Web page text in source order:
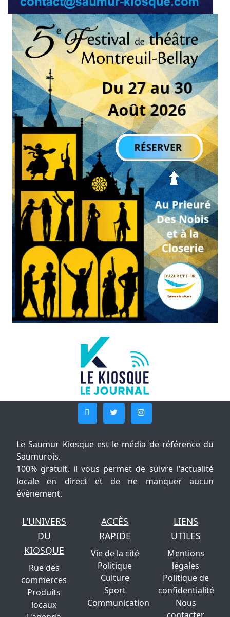
Le Saumur Kiosque est le média de référence du
Saumurois.
100% gratuit, il vous permet de suivre l'actualité
locale en direct et de ne manquer aucun
évènement.
L'UNIVERS
DU
KIOSQUE
Rue des
commerces
Produits
locaux
ACCÈS
RAPIDE
Vie de la cité
Politique
Culture
Sport
Communication
LIENS
UTILES
Mentions
légales
Politique de
confidentialité
Nous